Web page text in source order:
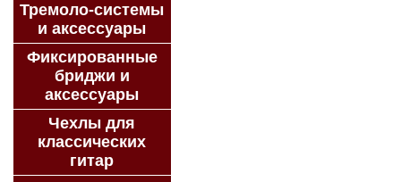
Тремоло-системы
и аксессуары
Фиксированные
бриджи и
аксессуары
Чехлы для
классических
гитар